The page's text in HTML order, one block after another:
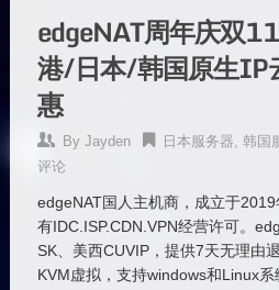
edgeNAT周年庆双
港/日本/韩国原生IP
惠
By Jayden 日本服务器, 韩国
评论
edgeNAT国人主机商，成立于
有IDC.ISP.CDN.VPN经营许可。
SK、美西CUVIP，提供7天无理由
KVM虚拟，支持windows和Linux